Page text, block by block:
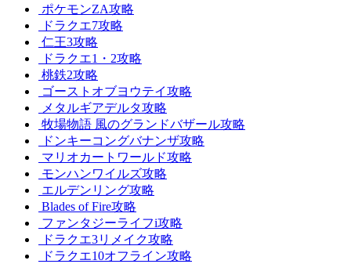
ポケモンZA攻略
ドラクエ7攻略
仁王3攻略
ドラクエ1・2攻略
桃鉄2攻略
ゴーストオブヨウテイ攻略
メタルギアデルタ攻略
牧場物語 風のグランドバザール攻略
ドンキーコングバナンザ攻略
マリオカートワールド攻略
モンハンワイルズ攻略
エルデンリング攻略
Blades of Fire攻略
ファンタジーライフi攻略
ドラクエ3リメイク攻略
ドラクエ10オフライン攻略